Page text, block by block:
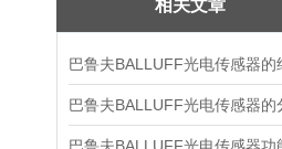
相关文章